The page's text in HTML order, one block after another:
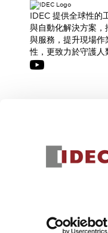
IDEC 提供全球性的
與自動化解決方案，
與服務，提升現場作
性，更致力於守護人